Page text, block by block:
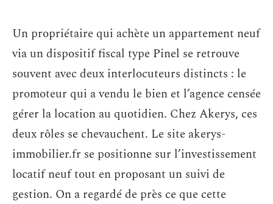
Un propriétaire qui achète un appartement neuf
via un dispositif fiscal type Pinel se retrouve
souvent avec deux interlocuteurs distincts : le
promoteur qui a vendu le bien et l’agence censée
gérer la location au quotidien. Chez Akerys, ces
deux rôles se chevauchent. Le site akerys-
immobilier.fr se positionne sur l’investissement
locatif neuf tout en proposant un suivi de
gestion. On a regardé de près ce que cette